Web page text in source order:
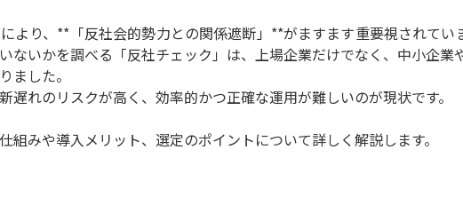
より、**「反社会的勢力との関係遮断」**がますます重要視されてい
ないかを調べる「反社チェック」は、上場企業だけでなく、中小企業
ました。
れのリスクが高く、効率的かつ正確な運用が難しいのが現状です。
みや導入メリット、選定のポイントについて詳しく解説します。